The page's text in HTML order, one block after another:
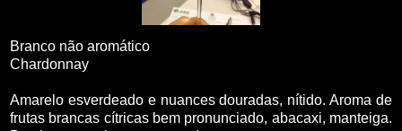
Branco não aromático
Chardonnay
Amarelo esverdeado e nuances douradas, nítido. Aroma de
frutas brancas cítricas bem pronunciado, abacaxi, manteiga.